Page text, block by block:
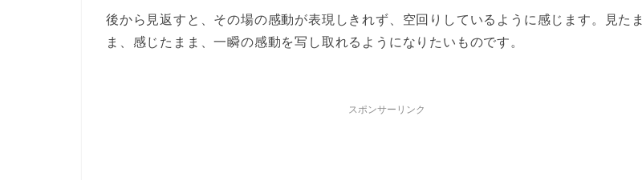
後から見返すと、その場の感動が表現しきれず、空回りしているように感じます。見たま
ま、感じたまま、一瞬の感動を写し取れるようになりたいものです。
スポンサーリンク